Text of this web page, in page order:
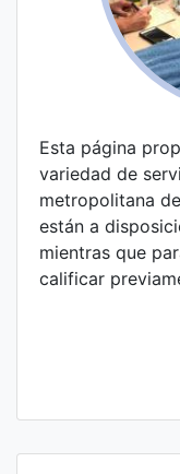
Esta página
variedad de
metropolitana
están a
mientras que
calificar